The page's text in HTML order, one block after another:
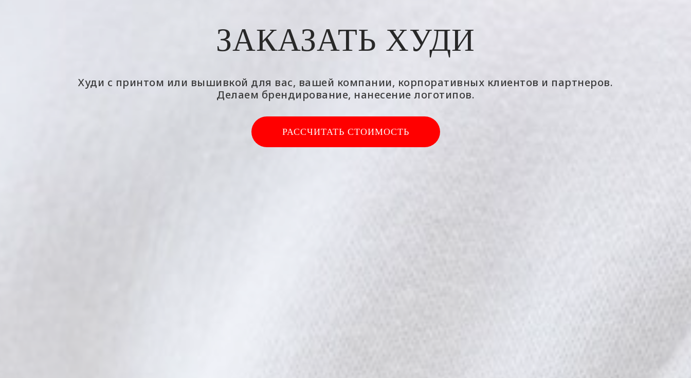
ЗАКАЗАТЬ ХУДИ
Худи с принтом или вышивкой для вас, вашей компании, корпоративных клиентов и партнеров.
Делаем брендирование, нанесение логотипов.
РАССЧИТАТЬ СТОИМОСТЬ